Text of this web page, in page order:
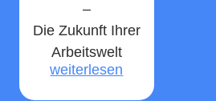
–
Die Zukunft Ihrer
Arbeitswelt
weiterlesen